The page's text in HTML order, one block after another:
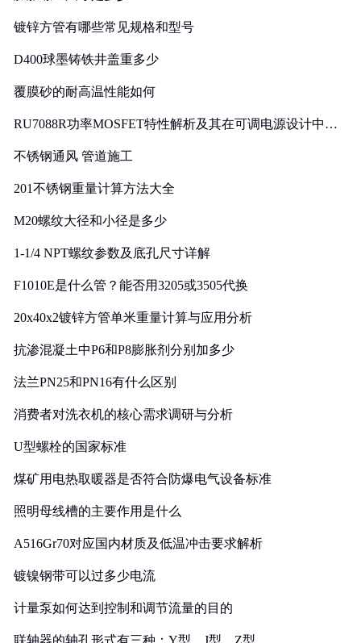
镀锌方管有哪些常见规格和型号
D400球墨铸铁井盖重多少
覆膜砂的耐高温性能如何
RU7088R功率MOSFET特性解析及其在可调电源设计中的
不锈钢通风 管道施工
201不锈钢重量计算方法大全
M20螺纹大径和小径是多少
1-1/4 NPT螺纹参数及底孔尺寸详解
F1010E是什么管？能否用3205或3505代换
20x40x2镀锌方管单米重量计算与应用分析
抗渗混凝土中P6和P8膨胀剂分别加多少
法兰PN25和PN16有什么区别
消费者对洗衣机的核心需求调研与分析
U型螺栓的国家标准
煤矿用电热取暖器是否符合防爆电气设备标准
照明母线槽的主要作用是什么
A516Gr70对应国内材质及低温冲击要求解析
镀镍钢带可以过多少电流
计量泵如何达到控制和调节流量的目的
联轴器的轴孔形式有三种：Y型、J型、Z型